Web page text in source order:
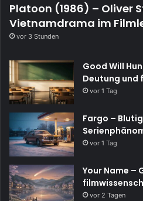
Platoon (1986) – Oliver
Vietnamdrama im
vor 3 Stunden
Good Will
Deutung und
vor 1 Tag
Fargo –
vor 1 Tag
Your Name –
vor 2 Tagen